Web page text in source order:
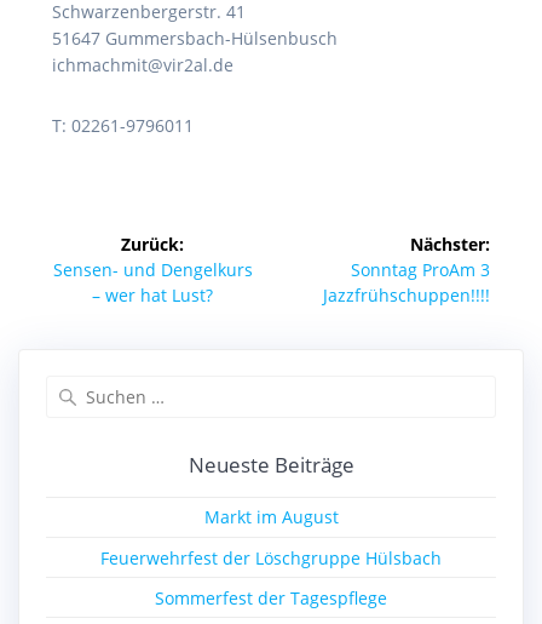
Schwarzenbergerstr. 41
51647 Gummersbach-Hülsenbusch
ichmachmit@vir2al.de
T: 02261-9796011
Beitragsnavigation
Zurück:
Vorheriger
Beitrag:
Sensen- und Dengelkurs
– wer hat Lust?
Nächster:
Nächster
Beitrag:
Sonntag ProAm 3
Jazzfrühschuppen!!!!
Neueste Beiträge
Markt im August
Feuerwehrfest der Löschgruppe Hülsbach
Sommerfest der Tagespflege